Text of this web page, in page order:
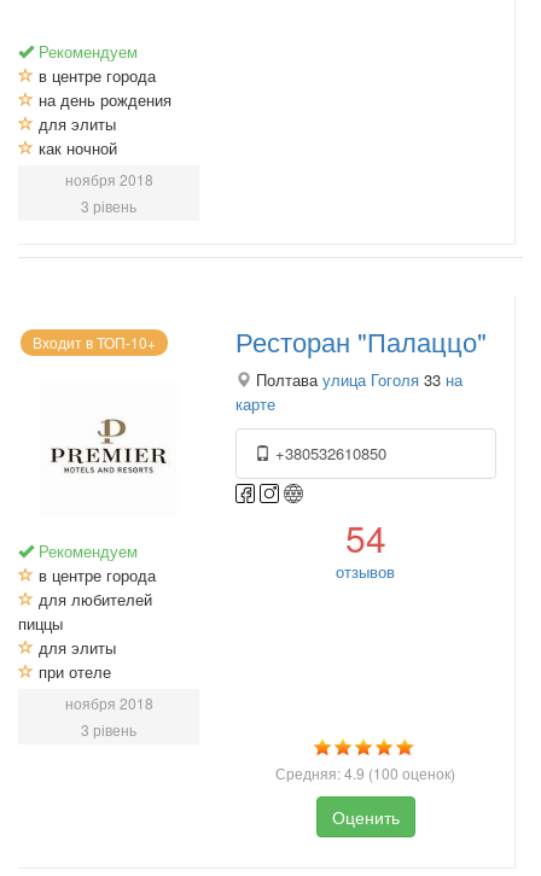
Рекомендуем
в центре города
на день рождения
для элиты
как ночной
ноября 2018
3 рівень
Входит в ТОП-10+
Рекомендуем
в центре города
для любителей
пиццы
для элиты
при отеле
ноября 2018
3 рівень
Ресторан "Палаццо"
Полтаваулица Гоголя 33 на
карте
+380532610850
54
отзывов
Средняя:4.9 (100 оценок)
Оценить